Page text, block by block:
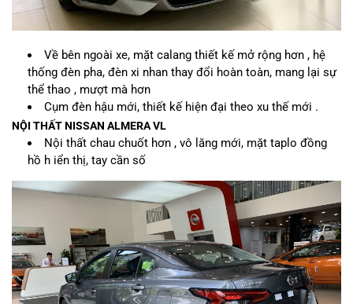
Về bên ngoài xe, mặt calang thiết kế mở rộng hơn , hệ
thống đèn pha, đèn xi nhan thay đổi hoàn toàn, mang lại sự
thể thao , mượt mà hơn
Cụm đèn hậu mới, thiết kế hiện đại theo xu thế mới .
NỘI THẤT NISSAN ALMERA VL
Nội thất chau chuốt hơn , vô lăng mới, mặt taplo đồng
hồ h iển thị, tay cần số